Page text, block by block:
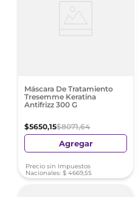
Máscara De Tratamiento
Tresemme Keratina
Antifrizz 300 G
$5650,15$8071,64
Agregar
Precio sin Impuestos
Nacionales: $ 4669,55